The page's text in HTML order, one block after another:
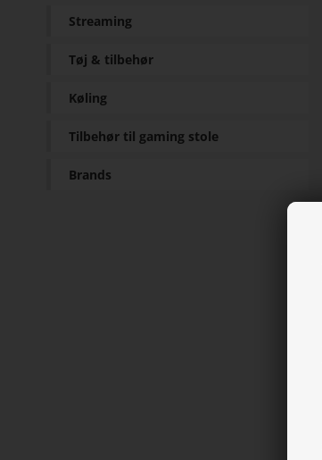
Streaming
Tøj & tilbehør
Køling
Tilbehør til gaming stole
Brands